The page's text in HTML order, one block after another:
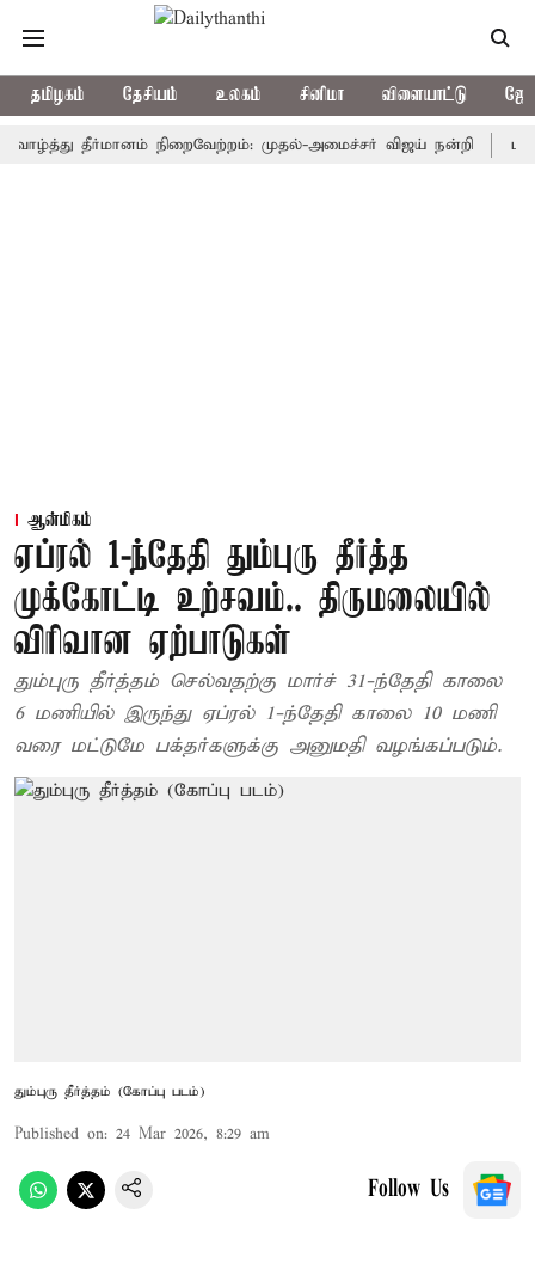
தமிழகம் தேசியம் உலகம் சினிமா விளையாட்டு
தீர்மானம் நிறைவேற்றம்: முதல்-அமைச்சர் விஜய் நன்றி
ஆன்மிகம்
ஏப்ரல் 1-ந்தேதி தும்புரு தீர்த்த
முக்கோட்டி உற்சவம்.. திருமலையில்
விரிவான ஏற்பாடுகள்
தும்புரு தீர்த்தம் செல்வதற்கு மார்ச் 31-ந்தேதி காலை
6 மணியில் இருந்து ஏப்ரல் 1-ந்தேதி காலை 10 மணி
வரை மட்டுமே பக்தர்களுக்கு அனுமதி வழங்கப்படும்.
தும்புரு தீர்த்தம் (கோப்பு படம்)
Published on: 24 Mar 2026, 8:29 am
Follow Us